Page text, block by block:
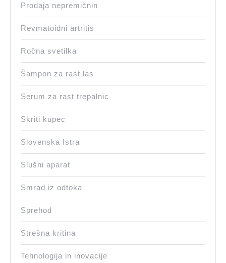
Prodaja nepremičnin
Revmatoidni artritis
Ročna svetilka
Šampon za rast las
Serum za rast trepalnic
Skriti kupec
Slovenska Istra
Slušni aparat
Smrad iz odtoka
Sprehod
Strešna kritina
Tehnologija in inovacije